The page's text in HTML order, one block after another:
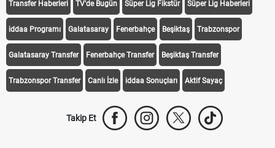
Transfer Haberleri TV'de Bugün Süper Lig Fikstür Süper Lig Haberleri
iddaa Programı Galatasaray Fenerbahçe Beşiktaş Trabzonspor
Galatasaray Transfer Fenerbahçe Transfer Beşiktaş Transfer
Trabzonspor Transfer Canlı İzle iddaa Sonuçları Aktif Sayaç